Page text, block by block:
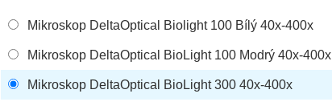
Mikroskop DeltaOptical Biolight 100 Bílý 40x-400x
Mikroskop DeltaOptical BioLight 100 Modrý 40x-400x
Mikroskop DeltaOptical BioLight 300 40x-400x